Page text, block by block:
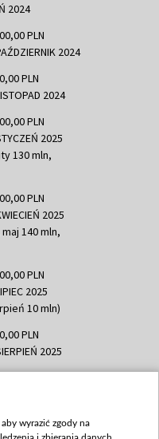
2024
PLN
2024
PLN
2024
PLN
2025
130 mln,
PLN
2025
140 mln,
PLN
2025
10 mln)
PLN
2025
PLN
październik 350
wyrazić zgody na